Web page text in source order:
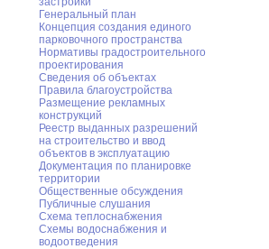
Генеральный план
Концепция создания единого
парковочного пространства
Нормативы градостроительного
проектирования
Сведения об объектах
Правила благоустройства
Размещение рекламных
конструкций
Реестр выданных разрешений
на строительство и ввод
объектов в эксплуатацию
Документация по планировке
территории
Общественные обсуждения
Публичные слушания
Схема теплоснабжения
Схемы водоснабжения и
водоотведения